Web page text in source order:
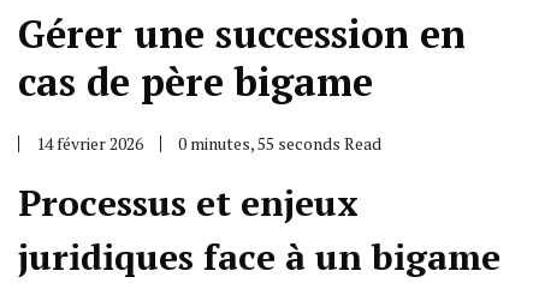
Gérer une succession en
cas de père bigame
14 février 2026 0 minutes, 55 seconds Read
Processus et enjeux
juridiques face à un bigame